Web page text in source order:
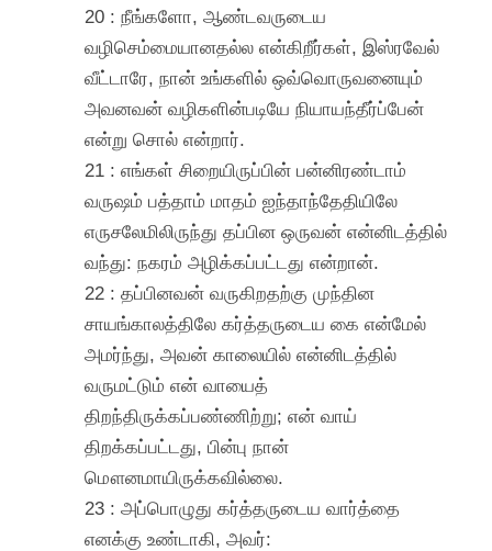
20 : நீங்களோ, ஆண்டவருடைய
வழிசெம்மையானதல்ல என்கிறீர்கள், இஸ்ரவேல்
வீட்டாரே, நான் உங்களில் ஒவ்வொருவனையும்
அவனவன் வழிகளின்படியே நியாயந்தீர்ப்பேன்
என்று சொல் என்றார்.
21 : எங்கள் சிறையிருப்பின் பன்னிரண்டாம்
வருஷம் பத்தாம் மாதம் ஐந்தாந்தேதியிலே
எருசலேமிலிருந்து தப்பின ஒருவன் என்னிடத்தில்
வந்து: நகரம் அழிக்கப்பட்டது என்றான்.
22 : தப்பினவன் வருகிறதற்கு முந்தின
சாயங்காலத்திலே கர்த்தருடைய கை என்மேல்
அமர்ந்து, அவன் காலையில் என்னிடத்தில்
வருமட்டும் என் வாயைத்
திறந்திருக்கப்பண்ணிற்று; என் வாய்
திறக்கப்பட்டது, பின்பு நான்
மௌனமாயிருக்கவில்லை.
23 : அப்பொழுது கர்த்தருடைய வார்த்தை
எனக்கு உண்டாகி, அவர்: